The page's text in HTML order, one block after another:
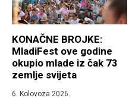
KONAČNE BROJKE:
MladiFest ove godine
okupio mlade iz čak 73
zemlje svijeta
6. Kolovoza 2026.